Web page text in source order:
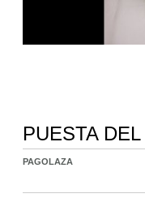
PUESTA
PAGOLAZA